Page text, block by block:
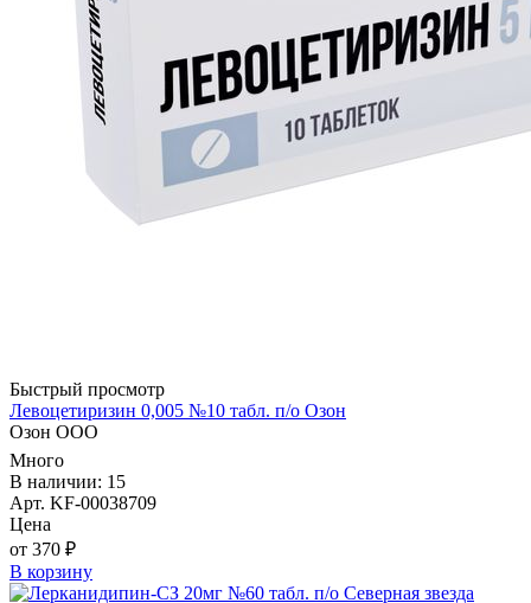
Быстрый просмотр
Левоцетиризин 0,005 №10 табл. п/о Озон
Озон ООО
Много
В наличии: 15
Арт. KF-00038709
Цена
от 370 ₽
В корзину